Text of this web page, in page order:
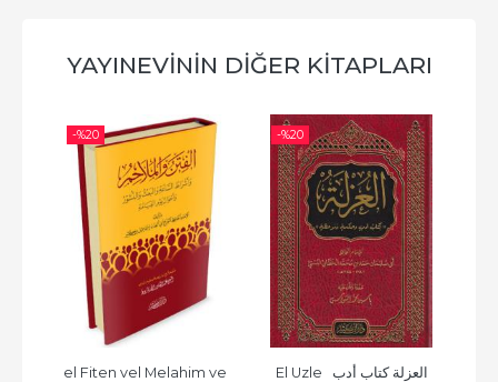
YAYINEVININ DIĞER KITAPLARI
-%20
el Fiten vel Melahim ve
-%20
El Uzle  العزلة كتاب أدب